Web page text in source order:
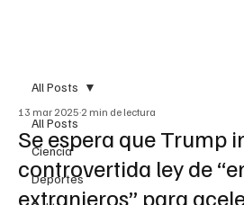
All Posts
Ciencia
Deportes
All Posts
Se espera que Trump
controvertida ley de
extranjeros” para
13 mar 2025 2 min de lectura